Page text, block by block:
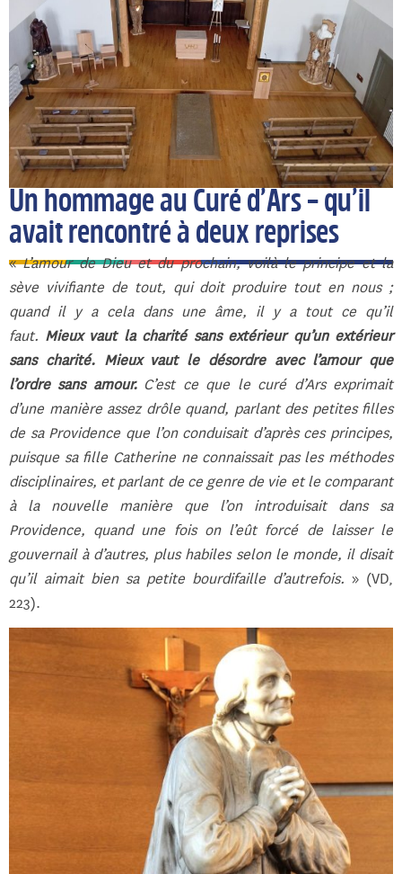
Un hommage au Curé d’Ars – qu’il
avait rencontré à deux reprises
«L’amour de Dieu et du prochain, voilà le principe et la
sève vivifiante de tout, qui doit produire tout en nous ;
quand il y a cela dans une âme, il y a tout ce qu’il
faut. Mieux vaut la charité sans extérieur qu’un extérieur
sans charité. Mieux vaut le désordre avec l’amour que
l’ordre sans amour.C’est ce que le curé d’Ars exprimait
d’une manière assez drôle quand, parlant des petites filles
de sa Providence que l’on conduisait d’après ces principes,
puisque sa fille Catherine ne connaissait pas les méthodes
disciplinaires, et parlant de ce genre de vie et le comparant
à la nouvelle manière que l’on introduisait dans sa
Providence, quand une fois on l’eût forcé de laisser le
gouvernail à d’autres, plus habiles selon le monde, il disait
qu’il aimait bien sa petite bourdifaille d’autrefois. » (VD,
223).